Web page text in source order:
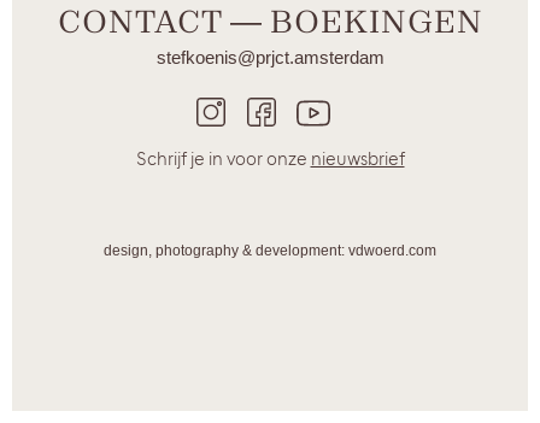
CONTACT ― BOEKINGEN
stefkoenis@prjct.amsterdam
Schrijf je in voor onze nieuwsbrief
design, photography & development: vdwoerd.com